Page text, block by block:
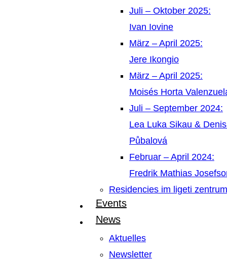
Juli – Oktober 2025:
Ivan Iovine
März – April 2025:
Jere Ikongio
März – April 2025:
Moisés Horta
Juli – September 2024:
Lea Luka Sikau &
Půbalová
Februar – April 2024:
Fredrik Mathias
Residencies im ligeti zentrum
Events
News
Aktuelles
Newsletter